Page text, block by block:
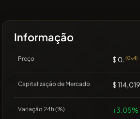
Informação
Preço $ 0. (0x4)
Capitalização de Mercado $
Variação 24h (%) +3.05%